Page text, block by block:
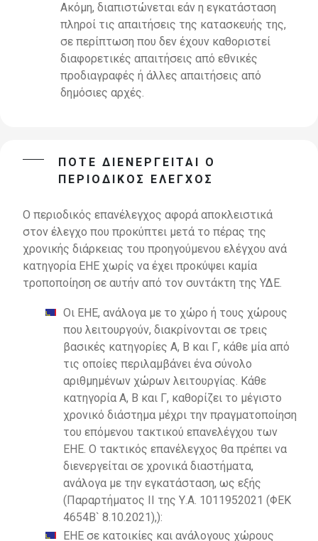
Ακόµη, διαπιστώνεται εάν η εγκατάσταση
πληροί τις απαιτήσεις της κατασκευής της,
σε περίπτωση που δεν έχουν καθοριστεί
διαφορετικές απαιτήσεις από εθνικές
προδιαγραφές ή άλλες απαιτήσεις από
δηµόσιες αρχές.
ΠΟΤΕ ΔΙΕΝΕΡΓΕΙΤΑΙ Ο
ΠΕΡΙΟΔΙΚΟΣ ΕΛΕΓΧΟΣ
Ο περιοδικός επανέλεγχος αφορά αποκλειστικά
στον έλεγχο που προκύπτει μετά το πέρας της
χρονικής διάρκειας του προηγούμενου ελέγχου ανά
κατηγορία ΕΗΕ χωρίς να έχει προκύψει καμία
τροποποίηση σε αυτήν από τον συντάκτη της ΥΔΕ.
Οι ΕΗΕ, ανάλογα με το χώρο ή τους χώρους
που λειτουργούν, διακρίνονται σε τρεις
βασικές κατηγορίες Α, Β και Γ, κάθε μία από
τις οποίες περιλαμβάνει ένα σύνολο
αριθμημένων χώρων λειτουργίας. Κάθε
κατηγορία Α, Β και Γ, καθορίζει το μέγιστο
χρονικό διάστημα μέχρι την πραγματοποίηση
του επόμενου τακτικού επανελέγχου των
ΕΗΕ. Ο τακτικός επανέλεγχος θα πρέπει να
διενεργείται σε χρονικά διαστήματα,
ανάλογα με την εγκατάσταση, ως εξής
(Παραρτήματος ΙΙ της Υ.Α. 1011952021 (ΦΕΚ
4654Β` 8.10.2021),):
ΕΗΕ σε κατοικίες και ανάλογους χώρους